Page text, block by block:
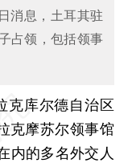
消息，土耳其驻
占领，包括领事
库尔德自治区
克摩苏尔领事馆
内的多名外交人